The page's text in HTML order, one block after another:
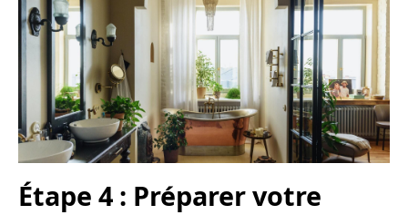
Étape 4 : Préparer votre